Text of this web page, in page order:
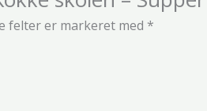
felter er markeret med *